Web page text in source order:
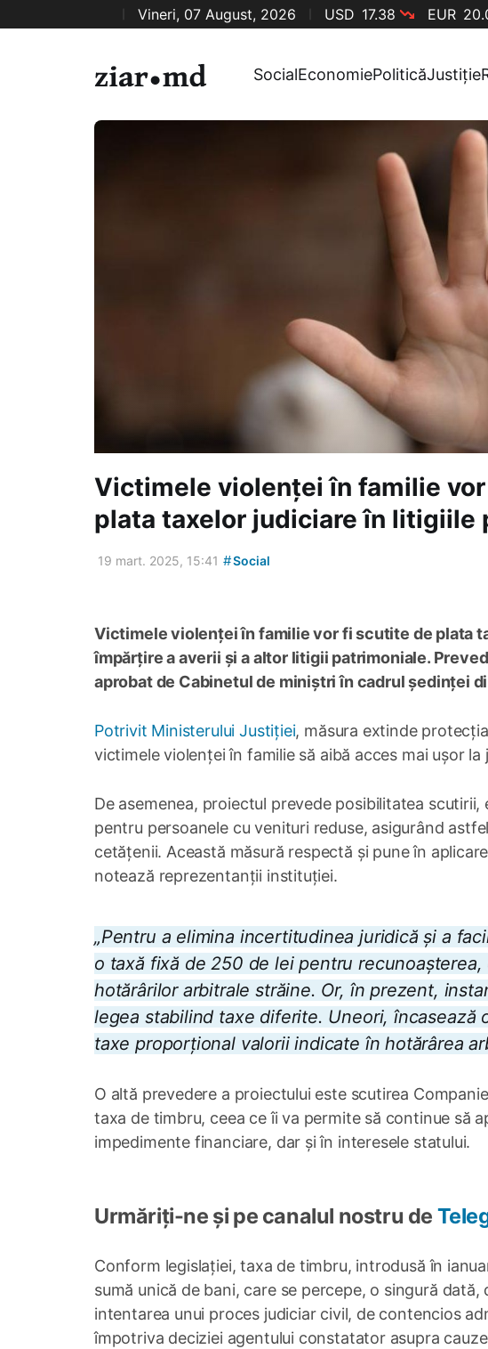
Vineri, 07 August, 2026 USD 17.38 EUR
SocialEconomiePoliticăJustiție
Victimele violenței în familie
plata taxelor judiciare în litigiile
19 mart. 2025, 15:41 #Social
Victimele violenței în familie vor fi scutite de plata
împărțire a averii și a altor litigii patrimoniale.
aprobat de Cabinetul de miniștri în cadrul ședinței
Potrivit Ministerului Justiției, măsura extinde
victimele violenței în familie să aibă acces mai ușor
De asemenea, proiectul prevede posibilitatea
pentru persoanele cu venituri reduse, asigurând
cetățenii. Această măsură respectă și pune în
notează reprezentanții instituției.
„Pentru a elimina incertitudinea juridică și a
o taxă fixă de 250 de lei pentru
hotărârilor arbitrale străine. Or, în prezent,
legea stabilind taxe diferite. Uneori, încasează
taxe proporțional valorii indicate în hotărârea
O altă prevedere a proiectului este scutirea
taxa de timbru, ceea ce îi va permite să continue să
impedimente financiare, dar și în interesele statului.
Urmăriți-ne și pe canalul nostru de
Conform legislației, taxa de timbru, introdusă în
sumă unică de bani, care se percepe, o singură
intentarea unui proces judiciar civil, de contencios
împotriva deciziei agentului constatator asupra